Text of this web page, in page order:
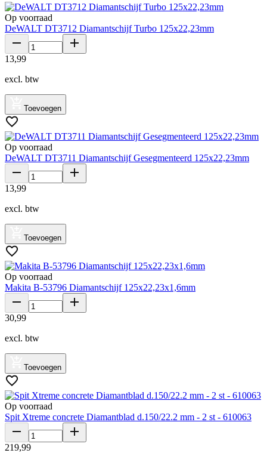
Op voorraad
DeWALT DT3712 Diamantschijf Turbo 125x22,23mm
13,99
excl. btw
Toevoegen
Op voorraad
DeWALT DT3711 Diamantschijf Gesegmenteerd 125x22,23mm
13,99
excl. btw
Toevoegen
Op voorraad
Makita B-53796 Diamantschijf 125x22,23x1,6mm
30,99
excl. btw
Toevoegen
Op voorraad
Spit Xtreme concrete Diamantblad d.150/22.2 mm - 2 st - 610063
219,99